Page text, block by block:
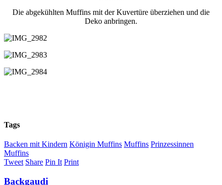
Die abgekühlten Muffins mit der Kuvertüre überziehen und die
Deko anbringen.
Tags
Backen mit Kindern Königin Muffins Muffins Prinzessinnen
Muffins
Tweet Share Pin It Print
Backgaudi